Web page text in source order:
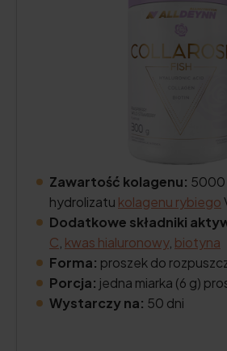
Zawartość kolagenu: 5000
hydrolizatu kolagenu rybiego
Dodatkowe składniki
C kwas hialuronowy, biotyna
Forma: proszek do
Porcja: jedna miarka (6 g)
Wystarczy na: 50 dni